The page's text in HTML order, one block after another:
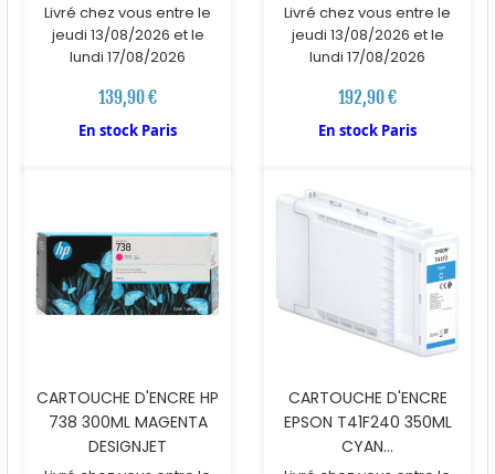
Livré chez vous entre le
jeudi 13/08/2026 et le
lundi 17/08/2026
139,90 €
En stock Paris
Livré chez vous entre le
jeudi 13/08/2026 et le
lundi 17/08/2026
192,90 €
En stock Paris
CARTOUCHE D'ENCRE HP
738 300ML MAGENTA
DESIGNJET
CARTOUCHE D'ENCRE
EPSON T41F240 350ML
CYAN...